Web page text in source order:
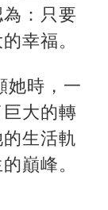
：只要
幸福。
她時，一
大的轉
生活軌
巔峰。